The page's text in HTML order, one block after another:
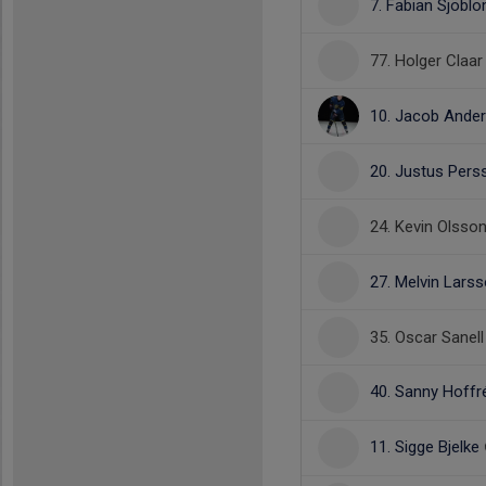
7. Fabian
77. Holger Claar
10. Jacob
20. Justus
24. Kevin Olsson
27. Melvin
35. Oscar Sanell
40. Sanny
11. Sigge Bjelke